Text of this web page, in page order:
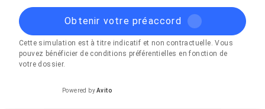
Obtenir votre préaccord
Cette simulation est à titre indicatif et non contractuelle. Vous
pouvez bénéficier de conditions préférentielles en fonction de
votre dossier.
Powered byAvito